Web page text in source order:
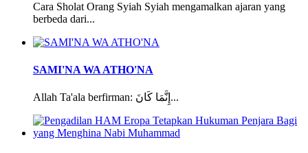
Cara Sholat Orang Syiah Syiah mengamalkan ajaran yang
berbeda dari...
SAMI'NA WA ATHO'NA
Allah Ta'ala berfirman: إِنَّمَا كَانَ...